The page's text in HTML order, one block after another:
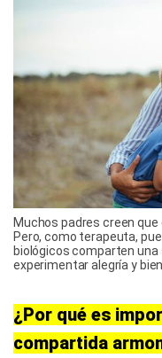
Muchos padres creen que
Pero, como terapeuta,
biológicos comparten una
experimentar alegría y
¿Por qué es
compartida